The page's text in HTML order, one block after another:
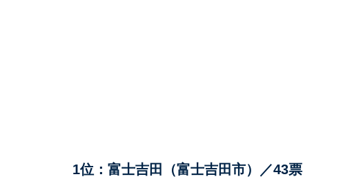
1位：富士吉田（富士吉田市）／43票